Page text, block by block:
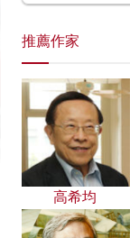
推薦作家
高希均